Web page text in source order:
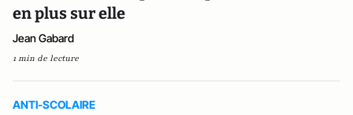
en plus sur elle
Jean Gabard
1 min de lecture
ANTI-SCOLAIRE